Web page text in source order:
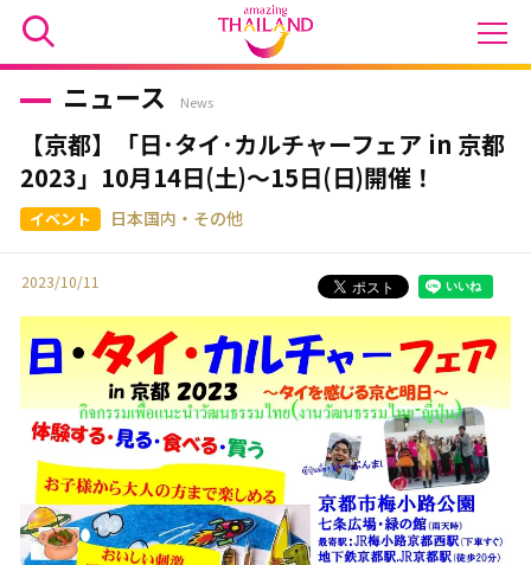
ニュース News
【京都】「日･タイ･カルチャーフェア in 京都
2023」10月14日(土)～15日(日)開催！
日本国内・その他
2023/10/11